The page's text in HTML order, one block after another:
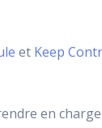
et Keep
en